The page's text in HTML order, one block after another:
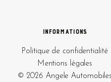
Informations
Politique de confidentialité
Mentions légales
© 2026 Angele Automobiles